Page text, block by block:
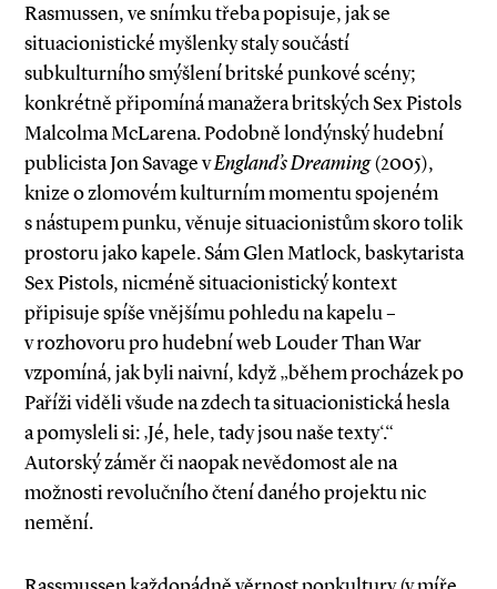
Rasmussen, ve snímku třeba popisuje, jak se
situacionistické myšlenky staly součástí
subkulturního smýšlení britské punkové scény;
konkrétně připomíná manažera britských Sex Pistols
Malcolma McLarena. Podobně londýnský hudební
publicista Jon Savage vEngland’s Dreaming(2005),
knize o zlomovém kulturním momentu spojeném
s nástupem punku, věnuje situacionistům skoro tolik
prostoru jako kapele. Sám Glen Matlock, baskytarista
Sex Pistols, nicméně situacionistický kontext
připisuje spíše vnějšímu pohledu na kapelu –
v rozhovoru pro hudební web Louder Than War
vzpomíná, jak byli naivní, když „během procházek po
Paříži viděli všude na zdech ta situacionistická hesla
a pomysleli si: ‚Jé, hele, tady jsou naše texty‘.“
Autorský záměr či naopak nevědomost ale na
možnosti revolučního čtení daného projektu nic
nemění.